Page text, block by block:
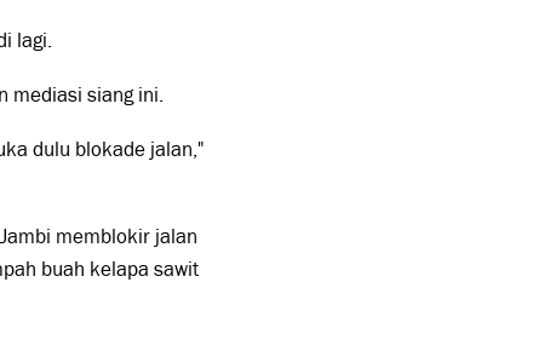
lagi.
mediasi siang ini.
dulu blokade jalan,"
memblokir jalan
buah kelapa sawit